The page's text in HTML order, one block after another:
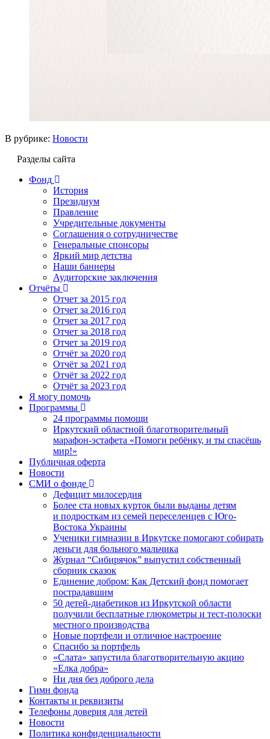
В рубрике: Новости
Разделы сайта
Фонд
История
Президиум
Правление
Учредительные документы
Соглашения о сотрудничестве
Генеральные спонсоры
Яркий мир детства
Наши баннеры
Аудиторские заключения
Отчёты
Отчет за 2015 год
Отчет за 2016 год
Отчет за 2017 год
Отчет за 2018 год
Отчет за 2019 год
Отчёт за 2020 год
Отчёт за 2021 год
Отчёт за 2022 год
Отчёт за 2023 год
Я могу помочь
Программы
24 программы помощи
Иркутский областной благотворительный
марафон-эстафета «Помоги ребёнку, и ты спасёшь
мир!»
Публичная оферта
Новости
СМИ о фонде
Дефицит милосердия
Более ста новых курток были выданы детям
и подросткам из семей переселенцев с Юго-
Востока Украины
Ученики гимназии в Иркутске помогают собирать
деньги для больного мальчика
Журнал “Сибирячок” выпустил собственный
сборник сказок
Единение добром: Как Детский фонд помогает
пострадавшим
50 детей-диабетиков из Иркутской области
получили бесплатные глюкометры и тест-полоски
местного производства
Новые портфели и отличное настроение
Спасибо за портфель
«Слата» запустила благотворительную акцию
«Елка добра»
Ни дня без доброго дела
Гимн фонда
Контакты и реквизиты
Телефоны доверия для детей
Новости
Политика конфиденциальности